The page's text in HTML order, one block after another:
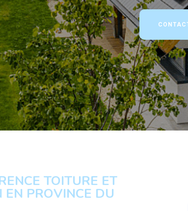
TOITURE ET
EN PROVINCE DU